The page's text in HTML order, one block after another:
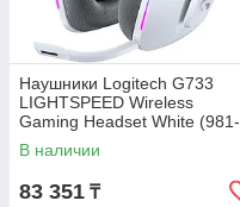
Наушники Logitech G733
LIGHTSPEED Wireless
Gaming Headset White (981-
000883)
В наличии
83 351 ₸